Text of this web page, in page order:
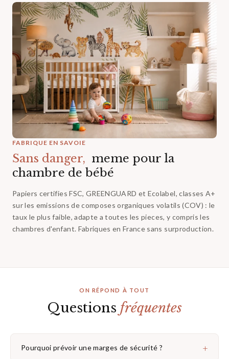
FABRIQUE EN SAVOIE
Sans danger,‎ ‎ meme pour la
chambre de bébé
Papiers certifies FSC, GREENGUARD et Ecolabel, classes A+
sur les emissions de composes organiques volatils (COV) : le
taux le plus faible, adapte a toutes les pieces, y compris les
chambres d'enfant. Fabriques en France sans surproduction.
ON RÉPOND À TOUT
Questions fréquentes
Pourquoi prévoir une marges de sécurité ? +